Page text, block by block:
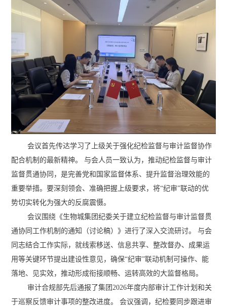
会议首先传达学习了上级关于强化纪检监督与审计监督协作
配合机制的最新精神。 与会人员一致认为，推动纪检监督与审计
监督贯通协同，是完善党和国家监督体系、提升监督治理效能的
重要举措。要深刻领会、准确把握上级要求，将“纪审”联动的优
势切实转化为强大的反腐震慑。
会议围绕《生物城集团纪委关于建立纪检监督与审计监督贯
通协同工作机制的通知（讨论稿）》进行了深入交流研讨。 与会
同志结合工作实际，就线索移送、信息共享、整改督办、成果运
用等关键环节提出建设性意见，确保“纪审”联动机制可操作、能
落地、见实效，推动形成衔接顺畅、运转高效的大监督格局。
审计合规部先后通报了集团2026年度内部审计工作计划和关
于巡察反馈审计事项的整改进度。 会议强调，纪检要同步跟进审